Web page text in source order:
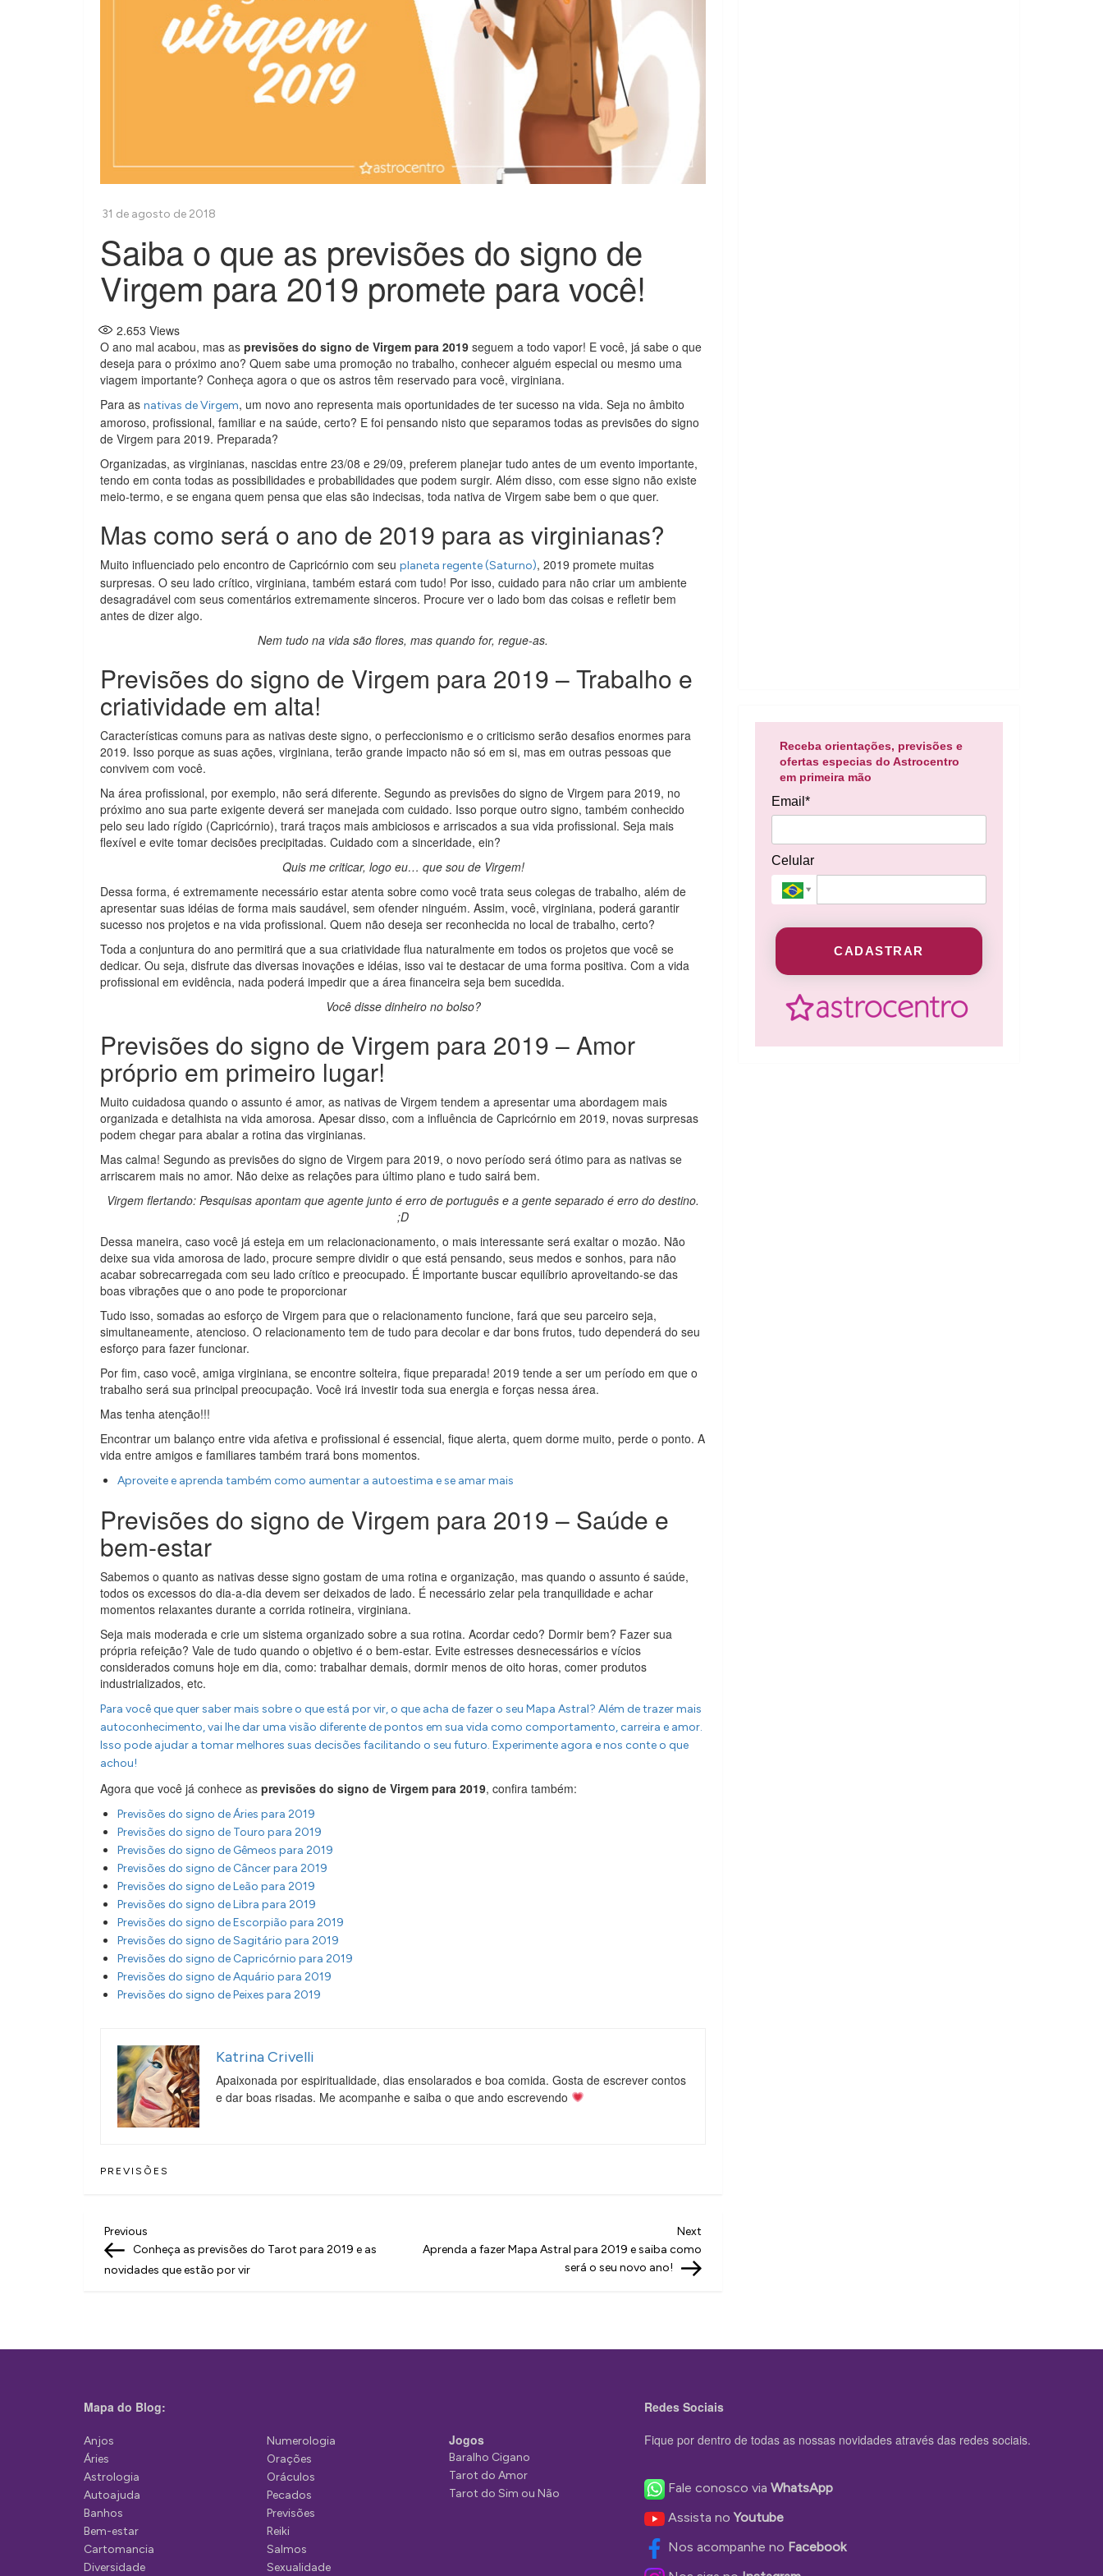
Saiba o que as previsões do signo de
Virgem para 2019 promete para você!
2.653 Views
O ano mal acabou, mas as previsões do signo de Virgem para 2019 seguem a todo vapor! E você, já sabe o que
deseja para o próximo ano? Quem sabe uma promoção no trabalho, conhecer alguém especial ou mesmo uma
viagem importante? Conheça agora o que os astros têm reservado para você, virginiana.
Para as nativas de Virgem, um novo ano representa mais oportunidades de ter sucesso na vida. Seja no âmbito
amoroso, profissional, familiar e na saúde, certo? E foi pensando nisto que separamos todas as previsões do signo
de Virgem para 2019. Preparada?
Organizadas, as virginianas, nascidas entre 23/08 e 29/09, preferem planejar tudo antes de um evento importante,
tendo em conta todas as possibilidades e probabilidades que podem surgir. Além disso, com esse signo não existe
meio-termo, e se engana quem pensa que elas são indecisas, toda nativa de Virgem sabe bem o que quer.
Mas como será o ano de 2019 para as virginianas?
Muito influenciado pelo encontro de Capricórnio com seu planeta regente (Saturno), 2019 promete muitas
surpresas. O seu lado crítico, virginiana, também estará com tudo! Por isso, cuidado para não criar um ambiente
desagradável com seus comentários extremamente sinceros. Procure ver o lado bom das coisas e refletir bem
antes de dizer algo.
Nem tudo na vida são flores, mas quando for, regue-as.
Previsões do signo de Virgem para 2019 – Trabalho e
criatividade em alta!
Características comuns para as nativas deste signo, o perfeccionismo e o criticismo serão desafios enormes para
2019. Isso porque as suas ações, virginiana, terão grande impacto não só em si, mas em outras pessoas que
convivem com você.
Na área profissional, por exemplo, não será diferente. Segundo as previsões do signo de Virgem para 2019, no
próximo ano sua parte exigente deverá ser manejada com cuidado. Isso porque outro signo, também conhecido
pelo seu lado rígido (Capricórnio), trará traços mais ambiciosos e arriscados a sua vida profissional. Seja mais
flexível e evite tomar decisões precipitadas. Cuidado com a sinceridade, ein?
Quis me criticar, logo eu… que sou de Virgem!
Dessa forma, é extremamente necessário estar atenta sobre como você trata seus colegas de trabalho, além de
apresentar suas idéias de forma mais saudável, sem ofender ninguém. Assim, você, virginiana, poderá garantir
sucesso nos projetos e na vida profissional. Quem não deseja ser reconhecida no local de trabalho, certo?
Toda a conjuntura do ano permitirá que a sua criatividade flua naturalmente em todos os projetos que você se
dedicar. Ou seja, disfrute das diversas inovações e idéias, isso vai te destacar de uma forma positiva. Com a vida
profissional em evidência, nada poderá impedir que a área financeira seja bem sucedida.
Você disse dinheiro no bolso?
Previsões do signo de Virgem para 2019 – Amor
próprio em primeiro lugar!
Muito cuidadosa quando o assunto é amor, as nativas de Virgem tendem a apresentar uma abordagem mais
organizada e detalhista na vida amorosa. Apesar disso, com a influência de Capricórnio em 2019, novas surpresas
podem chegar para abalar a rotina das virginianas.
Mas calma! Segundo as previsões do signo de Virgem para 2019, o novo período será ótimo para as nativas se
arriscarem mais no amor. Não deixe as relações para último plano e tudo sairá bem.
Virgem flertando: Pesquisas apontam que agente junto é erro de português e a gente separado é erro do destino.
;D
Dessa maneira, caso você já esteja em um relacionacionamento, o mais interessante será exaltar o mozão. Não
deixe sua vida amorosa de lado, procure sempre dividir o que está pensando, seus medos e sonhos, para não
acabar sobrecarregada com seu lado crítico e preocupado. É importante buscar equilíbrio aproveitando-se das
boas vibrações que o ano pode te proporcionar
Tudo isso, somadas ao esforço de Virgem para que o relacionamento funcione, fará que seu parceiro seja,
simultaneamente, atencioso. O relacionamento tem de tudo para decolar e dar bons frutos, tudo dependerá do seu
esforço para fazer funcionar.
Por fim, caso você, amiga virginiana, se encontre solteira, fique preparada! 2019 tende a ser um período em que o
trabalho será sua principal preocupação. Você irá investir toda sua energia e forças nessa área.
Mas tenha atenção!!!
Encontrar um balanço entre vida afetiva e profissional é essencial, fique alerta, quem dorme muito, perde o ponto. A
vida entre amigos e familiares também trará bons momentos.
Aproveite e aprenda também como aumentar a autoestima e se amar mais
Previsões do signo de Virgem para 2019 – Saúde e
bem-estar
Sabemos o quanto as nativas desse signo gostam de uma rotina e organização, mas quando o assunto é saúde,
todos os excessos do dia-a-dia devem ser deixados de lado. É necessário zelar pela tranquilidade e achar
momentos relaxantes durante a corrida rotineira, virginiana.
Seja mais moderada e crie um sistema organizado sobre a sua rotina. Acordar cedo? Dormir bem? Fazer sua
própria refeição? Vale de tudo quando o objetivo é o bem-estar. Evite estresses desnecessários e vícios
considerados comuns hoje em dia, como: trabalhar demais, dormir menos de oito horas, comer produtos
industrializados, etc.
Para você que quer saber mais sobre o que está por vir, o que acha de fazer o seu Mapa Astral? Além de trazer mais
autoconhecimento, vai lhe dar uma visão diferente de pontos em sua vida como comportamento, carreira e amor.
Isso pode ajudar a tomar melhores suas decisões facilitando o seu futuro. Experimente agora e nos conte o que
achou!
Agora que você já conhece as previsões do signo de Virgem para 2019, confira também:
Previsões do signo de Áries para 2019
Previsões do signo de Touro para 2019
Previsões do signo de Gêmeos para 2019
Previsões do signo de Câncer para 2019
Previsões do signo de Leão para 2019
Previsões do signo de Libra para 2019
Previsões do signo de Escorpião para 2019
Previsões do signo de Sagitário para 2019
Previsões do signo de Capricórnio para 2019
Previsões do signo de Aquário para 2019
Previsões do signo de Peixes para 2019
Katrina Crivelli
Apaixonada por espiritualidade, dias ensolarados e boa comida. Gosta de escrever contos
e dar boas risadas. Me acompanhe e saiba o que ando escrevendo
PREVISÕES
N
a
g
ç
o
d
e
P
o
Previous
Post
Previous
Conheça as previsões do Tarot para 2019 e as
novidades que estão por vir
Next
Aprenda a fazer Mapa Astral para 2019 e saiba como
será o seu novo ano!
Receba orientações, previsões e
ofertas especias do Astrocentro
em primeira mão
Email*
Celular
CADASTRAR
Mapa do Blog:
Anjos
Áries
Astrologia
Autoajuda
Banhos
Bem-estar
Cartomancia
Diversidade
Numerologia
Orações
Oráculos
Pecados
Previsões
Reiki
Salmos
Sexualidade
Jogos
Baralho Cigano
Tarot do Amor
Tarot do Sim ou Não
Redes Sociais
Fique por dentro de todas as nossas novidades através das redes sociais.
Fale conosco via WhatsApp
Assista noYoutube
Nos acompanhe no Facebook